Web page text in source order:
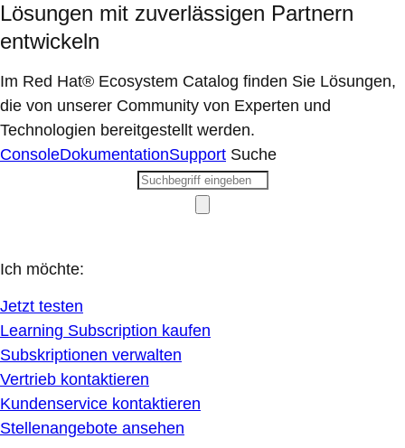
Lösungen mit zuverlässigen Partnern
entwickeln
Im Red Hat® Ecosystem Catalog finden Sie Lösungen,
die von unserer Community von Experten und
Technologien bereitgestellt werden.
ConsoleDokumentationSupport Suche
Ich möchte:
Jetzt testen
Learning Subscription kaufen
Subskriptionen verwalten
Vertrieb kontaktieren
Kundenservice kontaktieren
Stellenangebote ansehen